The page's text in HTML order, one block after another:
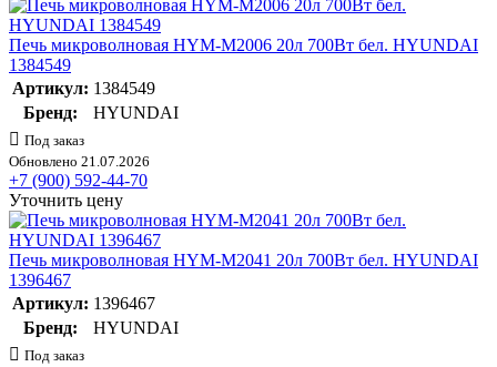
Печь микроволновая HYM-M2006 20л 700Вт бел. HYUNDAI
1384549
Артикул: 1384549
Бренд:
HYUNDAI
Под заказ
Обновлено 21.07.2026
+7 (900) 592-44-70
Уточнить цену
Печь микроволновая HYM-M2041 20л 700Вт бел. HYUNDAI
1396467
Артикул: 1396467
Бренд:
HYUNDAI
Под заказ